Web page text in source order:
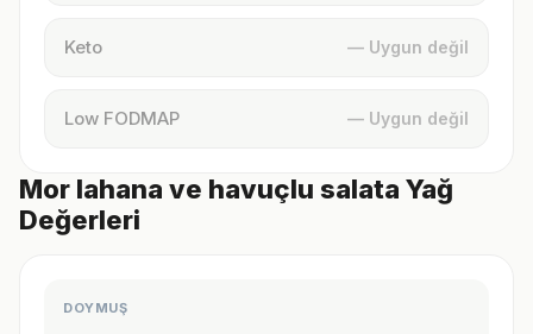
Keto — Uygun değil
Low FODMAP — Uygun değil
Mor lahana ve havuçlu salata Yağ
Değerleri
DOYMUŞ